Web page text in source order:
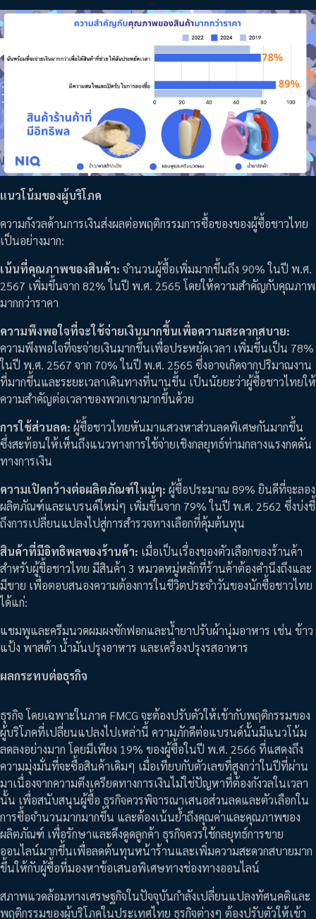
แนวโน้มของผู้บริโภค
ความกังวลด้านการเงินส่งผลต่อพฤติกรรมการซื้อของของผู้ซื้อชาวไทย
เป็นอย่างมาก:
เน้นที่คุณภาพของสินค้า: จำนวนผู้ซื้อเพิ่มมากขึ้นถึง 90% ในปี พ.ศ.
2567 เพิ่มขึ้นจาก 82% ในปี พ.ศ. 2565 โดยให้ความสำคัญกับคุณภาพ
มากกว่าราคา
ความพึงพอใจที่จะใช้จ่ายเงินมากขึ้นเพื่อความสะดวกสบาย:
ความพึงพอใจที่จะจ่ายเงินมากขึ้นเพื่อประหยัดเวลา เพิ่มขึ้นเป็น 78%
ในปี พ.ศ. 2567 จาก 70% ในปี พ.ศ. 2565 ซึ่งอาจเกิดจากปริมาณงาน
ที่มากขึ้นและระยะเวลาเดินทางที่นานขึ้น เป็นนัยยะว่าผู้ซื้อชาวไทยให้
ความสำคัญต่อเวลาของพวกเขามากขึ้นด้วย
การใช้ส่วนลด: ผู้ซื้อชาวไทยหันมาแสวงหาส่วนลดพิเศษกันมากขึ้น
ซึ่งสะท้อนให้เห็นถึงแนวทางการใช้จ่ายเชิงกลยุทธ์ท่ามกลางแรงกดดัน
ทางการเงิน
ความเปิดกว้างต่อผลิตภัณฑ์ใหม่ๆ: ผู้ซื้อประมาณ 89% ยินดีที่จะลอง
ผลิตภัณฑ์และแบรนด์ใหม่ๆ เพิ่มขึ้นจาก 79% ในปี พ.ศ. 2562 ซึ่งบ่งชี้
ถึงการเปลี่ยนแปลงไปสู่การสำรวจทางเลือกที่คุ้มต้นทุน
สินค้าที่มีอิทธิพลของร้านค้า: เมื่อเป็นเรื่องของตัวเลือกของร้านค้า
สำหรับผู้ชื้อชาวไทย มีสินค้า 3 หมวดหมู่หลักที่ร้านค้าต้องคำนึงถึงและ
มีขาย เพื่อตอบสนองความต้องการในชีวิตประจำวันของนักซื้อชาวไทย
ได้แก่:
แชมพูและครีมนวดผมผงซักฟอกและน้ำยาปรับผ้านุ่มอาหาร เช่น ข้าว
แป้ง พาสต้า น้ำมันปรุงอาหาร และเครื่องปรุงรสอาหาร
ผลกระทบต่อธุรกิจ
ธุรกิจ โดยเฉพาะในภาค FMCG จะต้องปรับตัวให้เข้ากับพฤติกรรมของ
ผู้บริโภคที่เปลี่ยนแปลงไปเหล่านี้ ความภักดีต่อแบรนด์นั้นมีแนวโน้ม
ลดลงอย่างมาก โดยมีเพียง 19% ของผู้ซื้อในปี พ.ศ. 2566 ที่แสดงถึง
ความมุ่งมั่นที่จะซื้อสินค้าเดิมๆ เมื่อเทียบกับตัวเลขที่สูงกว่าในปีที่ผ่าน
มาเนื่องจากความตึงเครียดทางการเงินไม่ใช่ปัญหาที่ต้องกังวลในเวลา
นั้น เพื่อสนับสนุนผู้ซื้อ ธุรกิจควรพิจารณาเสนอส่วนลดและตัวเลือกใน
การซื้อจำนวนมากมากขึ้น และต้องเน้นย้ำถึงคุณค่าและคุณภาพของ
ผลิตภัณฑ์ เพื่อรักษาและดึงดูดลูกค้า ธุรกิจควรใช้กลยุทธ์การขาย
ออนไลน์มากขึ้นเพื่อลดต้นทุนหน้าร้านและเพิ่มความสะดวกสบายมาก
ขึ้นให้กับผู้ซื้อที่มองหาข้อเสนอพิเศษทางช่องทางออนไลน์
สภาพแวดล้อมทางเศรษฐกิจในปัจจุบันกำลังเปลี่ยนแปลงทัศนคติและ
พฤติกรรมของผู้บริโภคในประเทศไทย ธุรกิจต่างๆ ต้องปรับตัวให้เข้า